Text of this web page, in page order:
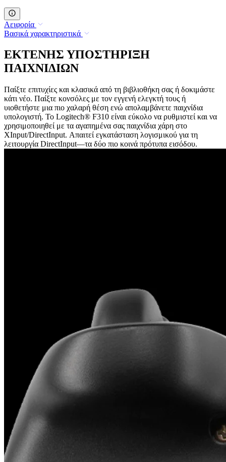
Αειφορία
Βασικά χαρακτηριστικά
ΕΚΤΕΝΗΣ ΥΠΟΣΤΗΡΙΞΗ
ΠΑΙΧΝΙΔΙΩΝ
Παίξτε επιτυχίες και κλασικά από τη βιβλιοθήκη σας ή δοκιμάστε
κάτι νέο. Παίξτε κονσόλες με τον εγγενή ελεγκτή τους ή
υιοθετήστε μια πιο χαλαρή θέση ενώ απολαμβάνετε παιχνίδια
υπολογιστή. Το Logitech® F310 είναι εύκολο να ρυθμιστεί και να
χρησιμοποιηθεί με τα αγαπημένα σας παιχνίδια χάρη στο
XInput/DirectInput. Απαιτεί εγκατάσταση λογισμικού για τη
λειτουργία DirectInput—τα δύο πιο κοινά πρότυπα εισόδου.